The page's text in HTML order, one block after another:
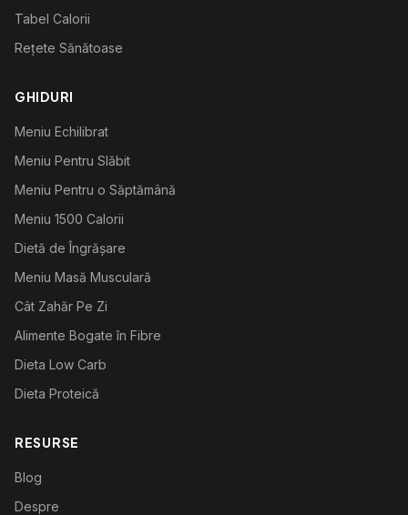
Tabel Calorii
Rețete Sănătoase
GHIDURI
Meniu Echilibrat
Meniu Pentru Slăbit
Meniu Pentru o Săptămână
Meniu 1500 Calorii
Dietă de Îngrășare
Meniu Masă Musculară
Cât Zahăr Pe Zi
Alimente Bogate în Fibre
Dieta Low Carb
Dieta Proteică
RESURSE
Blog
Despre